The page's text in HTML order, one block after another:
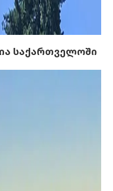
საქართველოში